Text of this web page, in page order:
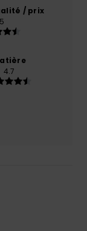
/ prix
4.7